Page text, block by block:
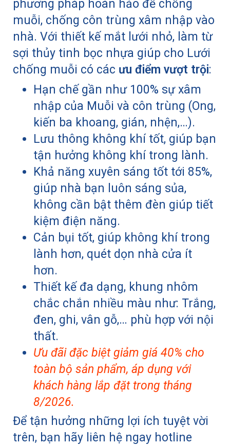
phương pháp hoàn hảo để chống
muỗi, chống côn trùng xâm nhập vào
nhà. Với thiết kế mắt lưới nhỏ, làm từ
sợi thủy tinh bọc nhựa giúp cho Lưới
chống muỗi có các ưu điểm vượt trội:
Hạn chế gần như 100% sự xâm
nhập của Muỗi và côn trùng (Ong,
kiến ba khoang, gián, nhện,…).
Lưu thông không khí tốt, giúp bạn
tận hưởng không khí trong lành.
Khả năng xuyên sáng tốt tới 85%,
giúp nhà bạn luôn sáng sủa,
không cần bật thêm đèn giúp tiết
kiệm điện năng.
Cản bụi tốt, giúp không khí trong
lành hơn, quét dọn nhà cửa ít
hơn.
Thiết kế đa dạng, khung nhôm
chắc chắn nhiều màu như: Trắng,
đen, ghi, vân gỗ,… phù hợp với nội
thất.
Ưu đãi đặc biệt giảm giá 40% cho
toàn bộ sản phẩm, áp dụng với
khách hàng lắp đặt trong tháng
8/2026.
Để tận hưởng những lợi ích tuyệt vời
trên, bạn hãy liên hệ ngay hotline